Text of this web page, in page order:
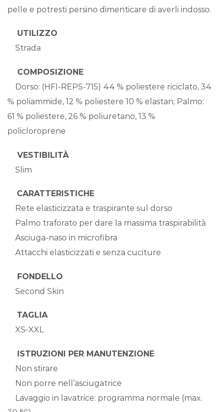
pelle e potresti persino dimenticare di averli indosso.
UTILIZZO
Strada
COMPOSIZIONE
Dorso: (HFI-REPS-715) 44 % poliestere riciclato, 34
% poliammide, 12 % poliestere 10 % elastan; Palmo:
61 % poliestere, 26 % poliuretano, 13 %
policloroprene
VESTIBILITÀ
Slim
CARATTERISTICHE
Rete elasticizzata e traspirante sul dorso
Palmo traforato per dare la massima traspirabilità
Asciuga-naso in microfibra
Attacchi elasticizzati e senza cuciture
FONDELLO
Second Skin
TAGLIA
XS-XXL
ISTRUZIONI PER MANUTENZIONE
Non stirare
Non porre nell’asciugatrice
Lavaggio in lavatrice: programma normale (max.